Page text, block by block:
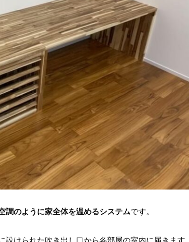
調のように家全体を温めるシステムです。